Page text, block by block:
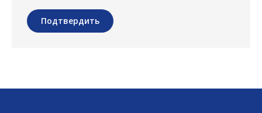
Подтвердить